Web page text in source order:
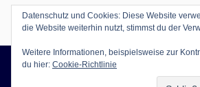
Copyright © 2026Kammerchor TonArt Halle
Datenschutz und Cookies: Diese Website
die Website weiterhin nutzt, stimmst du der
Weitere Informationen, beispielsweise zur
du hier: Cookie-Richtlinie